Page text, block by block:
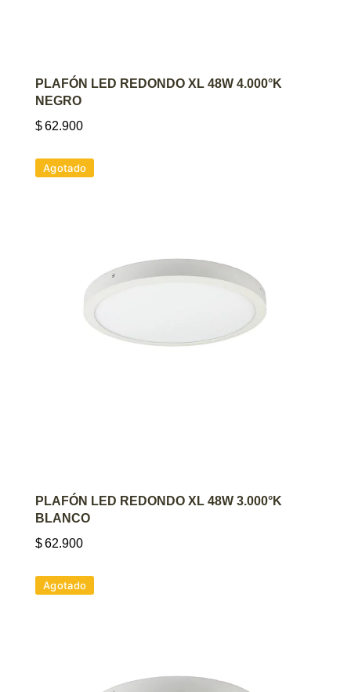
AGREGAR AL CARRITO
PLAFÓN LED REDONDO XL 48W 4.000°K
NEGRO
$62.900
Agotado
AGREGAR AL CARRITO
PLAFÓN LED REDONDO XL 48W 3.000°K
BLANCO
$62.900
Agotado